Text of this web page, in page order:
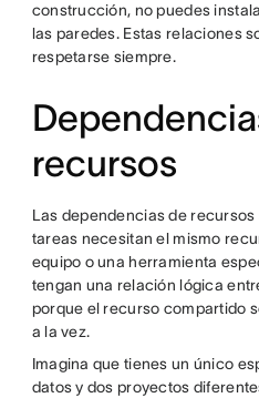
construcción, no puedes
las paredes. Estas relaciones
respetarse siempre.
recursos
Las dependencias de
tareas necesitan el mismo
equipo o una herramienta
tengan una relación lógica
porque el recurso compartido
a la vez.
Imagina que tienes un único
datos y dos proyectos